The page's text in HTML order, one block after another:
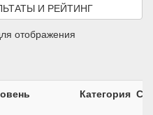
И РЕЙТИНГ
отображения
Категория